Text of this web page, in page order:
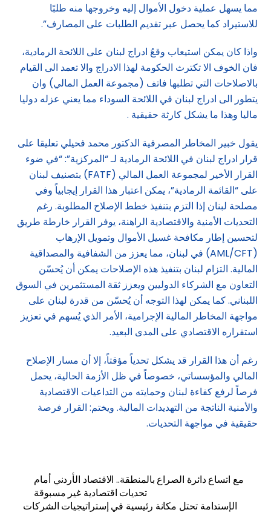
مما يسهل عملية دخول الأموال إليه وخروجها منه طلبًا
للاستيراد كما يحصل عبر تقديم الطلبات على المصارف”.
واذا كان يمكن استيعاب وقعُ ادراج لبنان على اللائحة الرمادية،
فان الخوف الا تكترث الحكومة لهذا الادراج والا تعمد الى القيام
بالاصلاحات التي تطلبها فاتف (مجموعة العمل المالي) وان
يتطور الى ادراج لبنان في اللائحة السوداء مما يعني عزله دوليا
ماليا وهذا ما يشكل كارثة حقيقية .
يقول خبير المخاطر المصرفية الدكتور محمد فحيلي تعليقا على
قرار ادراج لبنان في اللائحة الرمادية لـ “المركزية”: “في ضوء
القرار الأخير لمجموعة العمل المالي (FATF) بتصنيف لبنان
على “القائمة الرمادية”، يمكن اعتبار هذا القرار إيجابياً وفي
مصلحة لبنان إذا التزم بتنفيذ خطط الإصلاح المطلوبة. رغم
التحديات الأمنية والاقتصادية الراهنة، يوفر القرار خارطة طريق
لتحسين إطار مكافحة غسيل الأموال وتمويل الإرهاب
(AML/CFT) في لبنان، مما يعزز من الشفافية والمصداقية
المالية. التزام لبنان بتنفيذ هذه الإصلاحات يمكن أن يُحسّن
التعاون مع الشركاء الدوليين ويعزز ثقة المستثمرين في السوق
اللبناني. كما يمكن لهذا التوجه أن يُحسّن من قدرة لبنان على
مواجهة المخاطر المالية الإجرامية، الأمر الذي يُسهم في تعزيز
استقراره الاقتصادي على المدى البعيد.
رغم أن هذا القرار قد يشكل تحدياً مؤقتاً، إلا أن مسار الإصلاح
المالي والمؤسساتي، خصوصاً في ظل الأزمة الحالية، يحمل
فرصاً لرفع كفاءة لبنان وحمايته من التداعيات الاقتصادية
والأمنية الناتجة من التهديدات المالية. ويختم: القرار فرصة
حقيقية في مواجهة التحديات.
مع اتساع دائرة الصراع بالمنطقة.. الاقتصاد الأردني أمام
تحديات اقتصادية غير مسبوقة
الإستدامة تحتل مكانة رئيسية في إستراتيجيات الشركات